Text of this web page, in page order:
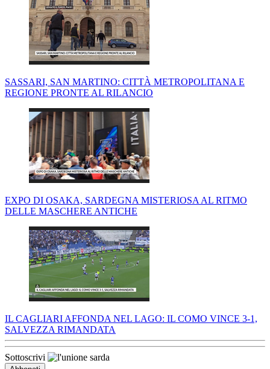
SASSARI, SAN MARTINO: CITTÀ METROPOLITANA E
REGIONE PRONTE AL RILANCIO
EXPO DI OSAKA, SARDEGNA MISTERIOSA AL RITMO
DELLE MASCHERE ANTICHE
IL CAGLIARI AFFONDA NEL LAGO: IL COMO VINCE 3-1,
SALVEZZA RIMANDATA
Sottoscrivi